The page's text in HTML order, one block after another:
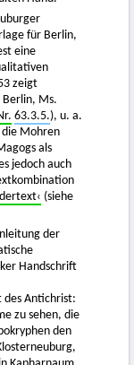
für Berlin,
eine
zeigt
Ms.
63.3.5.), u. a.
die Mohren
als
jedoch auch
(siehe
der
Handschrift
des Antichrist:
zu sehen, die
den